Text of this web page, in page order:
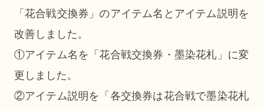
「花合戦交換券」のアイテム名とアイテム説明を
改善しました。
①アイテム名を「花合戦交換券・墨染花札」に変
更しました。
②アイテム説明を「各交換券は花合戦で墨染花札